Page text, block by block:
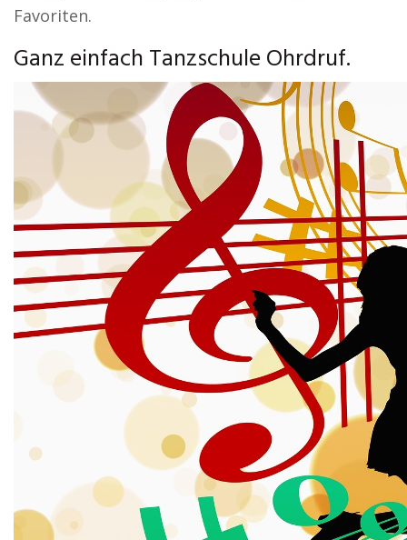
Favoriten.
Ganz einfach Tanzschule Ohrdruf.